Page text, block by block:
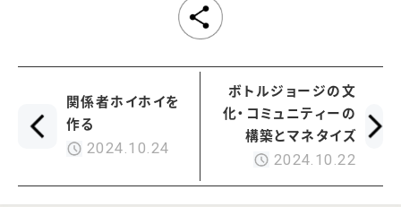
関係者ホイホイを
作る
2024.10.24
ボトルジョージの文
化・コミュニティーの
構築とマネタイズ
2024.10.22